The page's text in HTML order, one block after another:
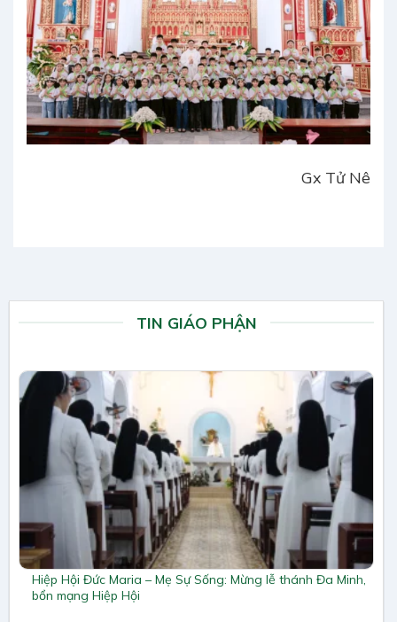
Gx Tử Nê
TIN GIÁO PHẬN
Hiệp Hội Đức Maria – Mẹ Sự Sống: Mừng lễ thánh Đa Minh,
bổn mạng Hiệp Hội